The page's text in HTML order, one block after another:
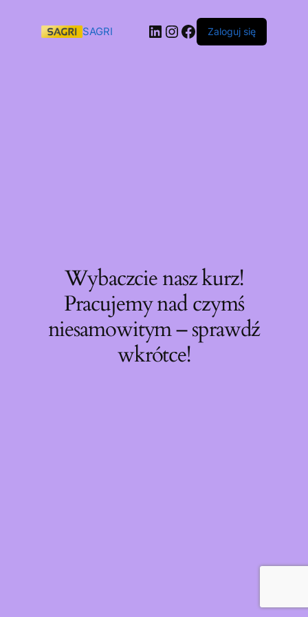
SAGRI Zaloguj się
Wybaczcie nasz kurz!
Pracujemy nad czymś
niesamowitym – sprawdź
wkrótce!